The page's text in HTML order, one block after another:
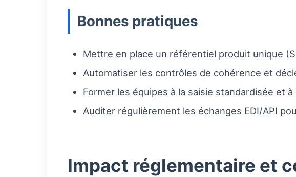
Bonnes pratiques
Mettre en place un référentiel produit unique
Automatiser les contrôles de cohérence et
Former les équipes à la saisie standardisée et
Auditer régulièrement les échanges EDI/API
Impact réglementaire et